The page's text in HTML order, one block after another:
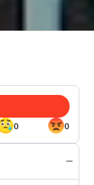
0 0